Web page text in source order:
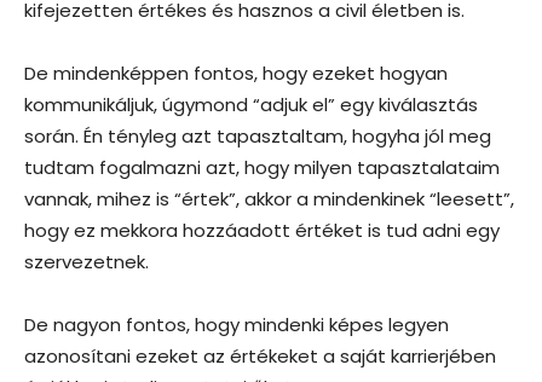
kifejezetten értékes és hasznos a civil életben is.
De mindenképpen fontos, hogy ezeket hogyan
kommunikáljuk, úgymond “adjuk el” egy kiválasztás
során. Én tényleg azt tapasztaltam, hogyha jól meg
tudtam fogalmazni azt, hogy milyen tapasztalataim
vannak, mihez is “értek”, akkor a mindenkinek “leesett”,
hogy ez mekkora hozzáadott értéket is tud adni egy
szervezetnek.
De nagyon fontos, hogy mindenki képes legyen
azonosítani ezeket az értékeket a saját karrierjében